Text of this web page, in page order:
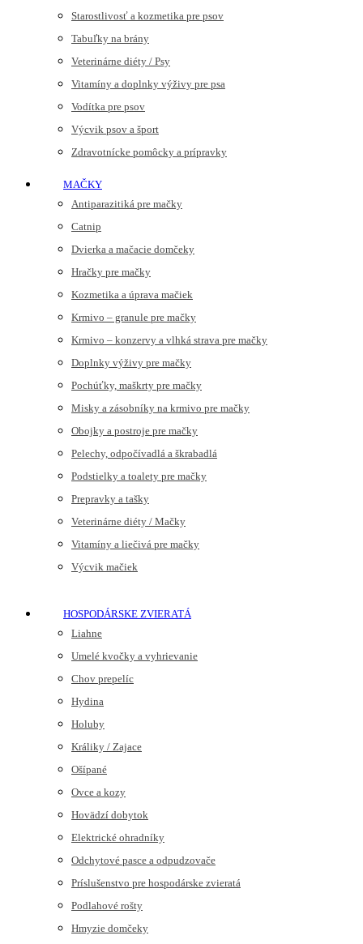
Starostlivosť a kozmetika pre psov
Tabuľky na brány
Veterinárne diéty / Psy
Vitamíny a doplnky výživy pre psa
Vodítka pre psov
Výcvik psov a šport
Zdravotnícke pomôcky a prípravky
MAČKY
Antiparazitiká pre mačky
Catnip
Dvierka a mačacie domčeky
Hračky pre mačky
Kozmetika a úprava mačiek
Krmivo – granule pre mačky
Krmivo – konzervy a vlhká strava pre mačky
Doplnky výživy pre mačky
Pochúťky, maškrty pre mačky
Misky a zásobníky na krmivo pre mačky
Obojky a postroje pre mačky
Pelechy, odpočívadlá a škrabadlá
Podstielky a toalety pre mačky
Prepravky a tašky
Veterinárne diéty / Mačky
Vitamíny a liečivá pre mačky
Výcvik mačiek
HOSPODÁRSKE ZVIERATÁ
Liahne
Umelé kvočky a vyhrievanie
Chov prepelíc
Hydina
Holuby
Králiky / Zajace
Ošípané
Ovce a kozy
Hovädzí dobytok
Elektrické ohradníky
Odchytové pasce a odpudzovače
Príslušenstvo pre hospodárske zvieratá
Podlahové rošty
Hmyzie domčeky